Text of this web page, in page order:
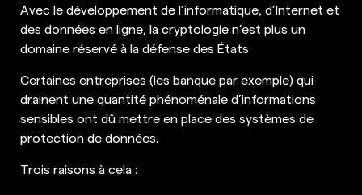
Avec le développement de l’informatique, d’Internet et
des données en ligne, la cryptologie n’est plus un
domaine réservé à la défense des États.
Certaines entreprises (les banque par exemple) qui
drainent une quantité phénoménale d’informations
sensibles ont dû mettre en place des systèmes de
protection de données.
Trois raisons à cela :